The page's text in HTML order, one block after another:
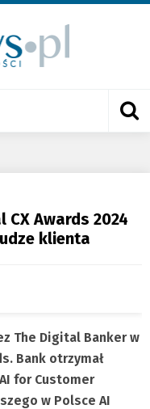
Awards 2024
klienta
The Digital Banker w
Bank otrzymał
for Customer
w Polsce AI